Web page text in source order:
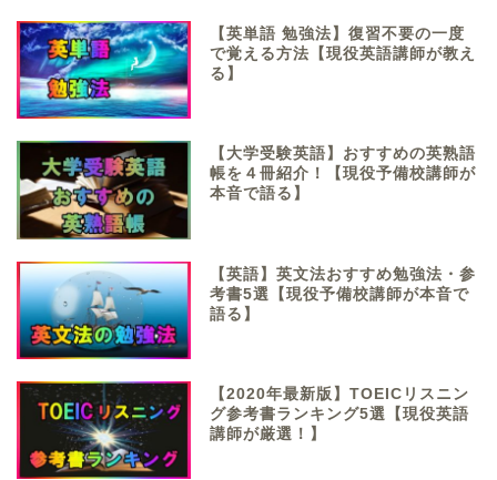
【英単語 勉強法】復習不要の一度
で覚える方法【現役英語講師が教え
る】
【大学受験英語】おすすめの英熟語
帳を４冊紹介！【現役予備校講師が
本音で語る】
【英語】英文法おすすめ勉強法・参
考書5選【現役予備校講師が本音で
語る】
【2020年最新版】TOEICリスニン
グ参考書ランキング5選【現役英語
講師が厳選！】